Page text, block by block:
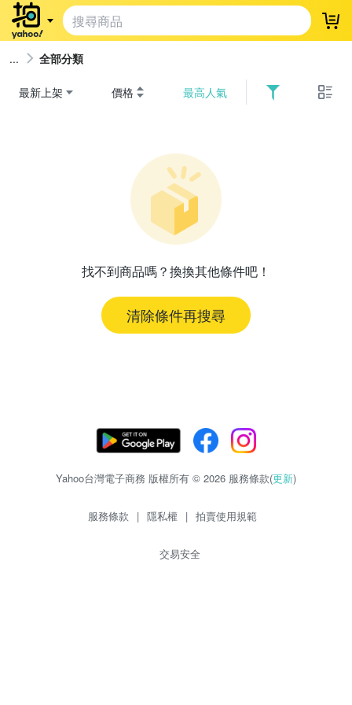
登
全部分類
最新上架 價格 最高人氣
找不到商品嗎？換換其他條件吧！
清除條件再搜尋
Yahoo台灣電子商務 版權所有 © 2026 服務條款(更新)
服務條款 | 隱私權 | 拍賣使用規範
交易安全